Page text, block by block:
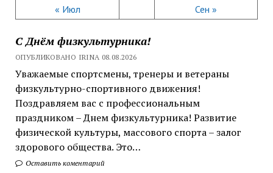
« Июл Сен »
С Днём физкультурника!
ОПУБЛИКОВАНО IRINA 08.08.2026
Уважаемые спортсмены, тренеры и ветераны
физкультурно-спортивного движения!
Поздравляем вас с профессиональным
праздником – Днем физкультурника! Развитие
физической культуры, массового спорта – залог
здорового общества. Это…
Оставить коментарий